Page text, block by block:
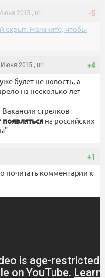
-5
2015 , url
скрыт. Нажмите, чтобы
+4
Июня 2015 , url
будет не новость, а
на несколько лет
стрелков
на российских
+1
почитать комментарии к